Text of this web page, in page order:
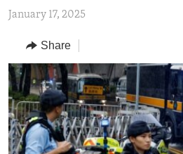
to
Navigation
Skip
to
Search
REGIONS
AFRICA
AMERICAS
ASIA
EUROPE
MIDDLE EAST
TOPICS
HUMAN RIGHTS
SECURITY AND DEFENSE
AID AND DEVELOPMENT
DEMOCRACY AND GOVERNANCE
ARCHIVE
ABOUT US
FOLLOW US
January 17, 2025
Share